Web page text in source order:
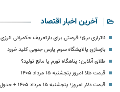
آخرین اخبار اقتصاد
ناترازی برق؛ فرصتی برای بازتعریف حکمرانی انرژی
بازسازی پالایشگاه سوم پارس جنوبی کلید خورد
طلای آنلاین؛ پناهگاه تورم یا مانع تولید؟
قیمت طلا امروز پنجشنبه ۱۵ مرداد ۱۴۰۵
قیمت دلار امروز؛ پنجشنبه ۱۵ مرداد ۱۴۰۵ + جدول